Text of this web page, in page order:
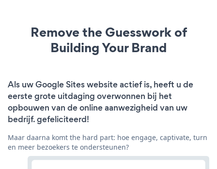
Remove the Guesswork of
Building Your Brand
Als uw Google Sites website actief is, heeft u de
eerste grote uitdaging overwonnen bij het
opbouwen van de online aanwezigheid van uw
bedrijf. gefeliciteerd!
Maar daarna komt the hard part: hoe engage, captivate, turn
en meer bezoekers te ondersteunen?